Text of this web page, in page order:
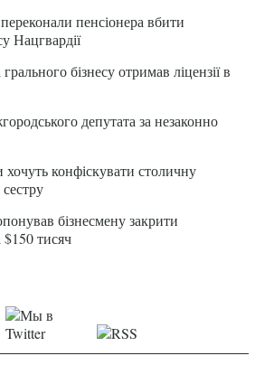
пенсіонера вбити
Нацгвардії
бізнесу отримав ліцензії в
депутата за незаконно
конфіскувати столичну
бізнесмену закрити
$150 тисяч